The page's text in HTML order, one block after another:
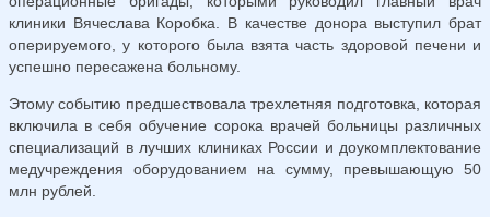
клиники Вячеслава Коробка. В качестве донора выступил брат
оперируемого, у которого была взята часть здоровой печени и
успешно пересажена больному.
Этому событию предшествовала трехлетняя подготовка, которая
включила в себя обучение сорока врачей больницы различных
специализаций в лучших клиниках России и доукомплектование
медучреждения оборудованием на сумму, превышающую 50
млн рублей.